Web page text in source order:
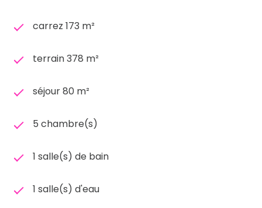
carrez 173 m²
terrain 378 m²
séjour 80 m²
5 chambre(s)
1 salle(s) de bain
1 salle(s) d'eau